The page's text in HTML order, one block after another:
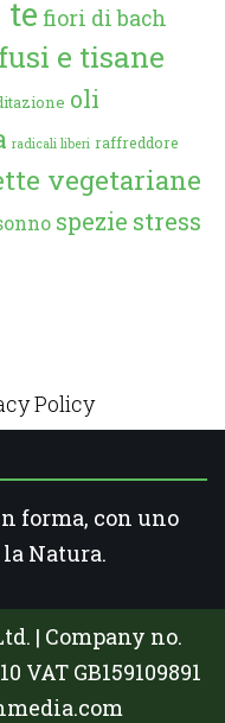
te fiori di bach
e tisane
oli
radicali liberi raffreddore
vegetariane
spezie stress
Policy
forma, con uno
Natura.
| Company no.
VAT GB159109891